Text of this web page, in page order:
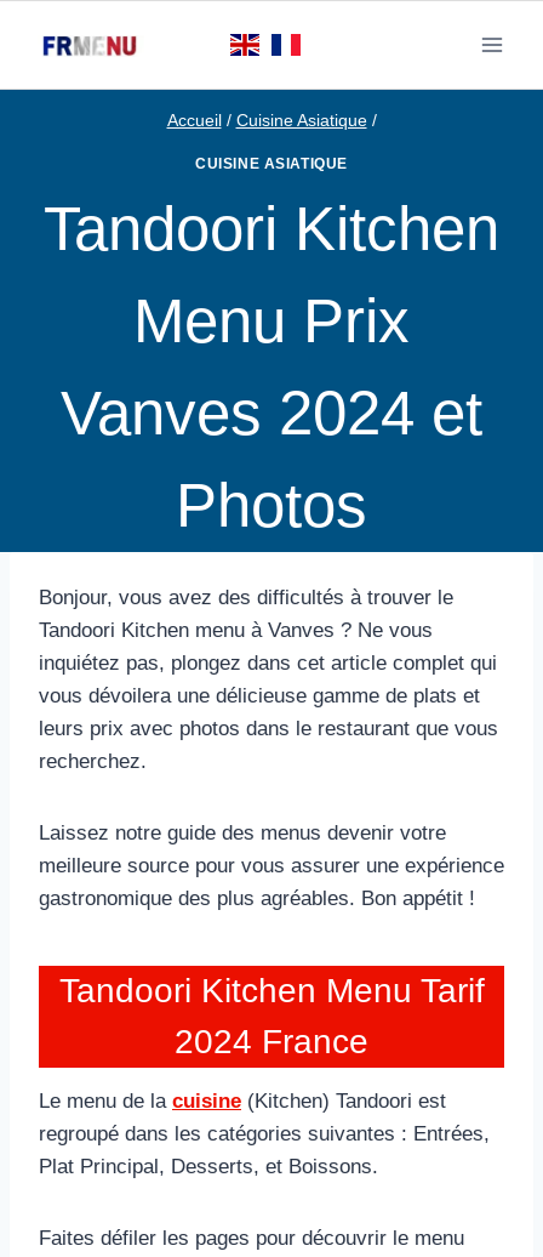
Accueil / Cuisine Asiatique /
CUISINE ASIATIQUE
Tandoori Kitchen
Menu Prix
Vanves 2024 et
Photos
Bonjour, vous avez des difficultés à trouver le
Tandoori Kitchen menu à Vanves ? Ne vous
inquiétez pas, plongez dans cet article complet qui
vous dévoilera une délicieuse gamme de plats et
leurs prix avec photos dans le restaurant que vous
recherchez.
Laissez notre guide des menus devenir votre
meilleure source pour vous assurer une expérience
gastronomique des plus agréables. Bon appétit !
Tandoori Kitchen Menu Tarif
2024 France
Le menu de la cuisine (Kitchen) Tandoori est
regroupé dans les catégories suivantes : Entrées,
Plat Principal, Desserts, et Boissons.
Faites défiler les pages pour découvrir le menu